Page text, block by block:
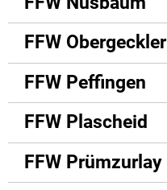
FFW Obergeckler
FFW Peffingen
FFW Plascheid
FFW Prümzurlay